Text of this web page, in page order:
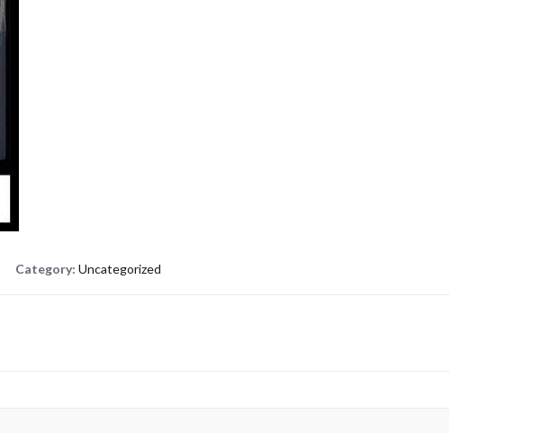
Category: Uncategorized